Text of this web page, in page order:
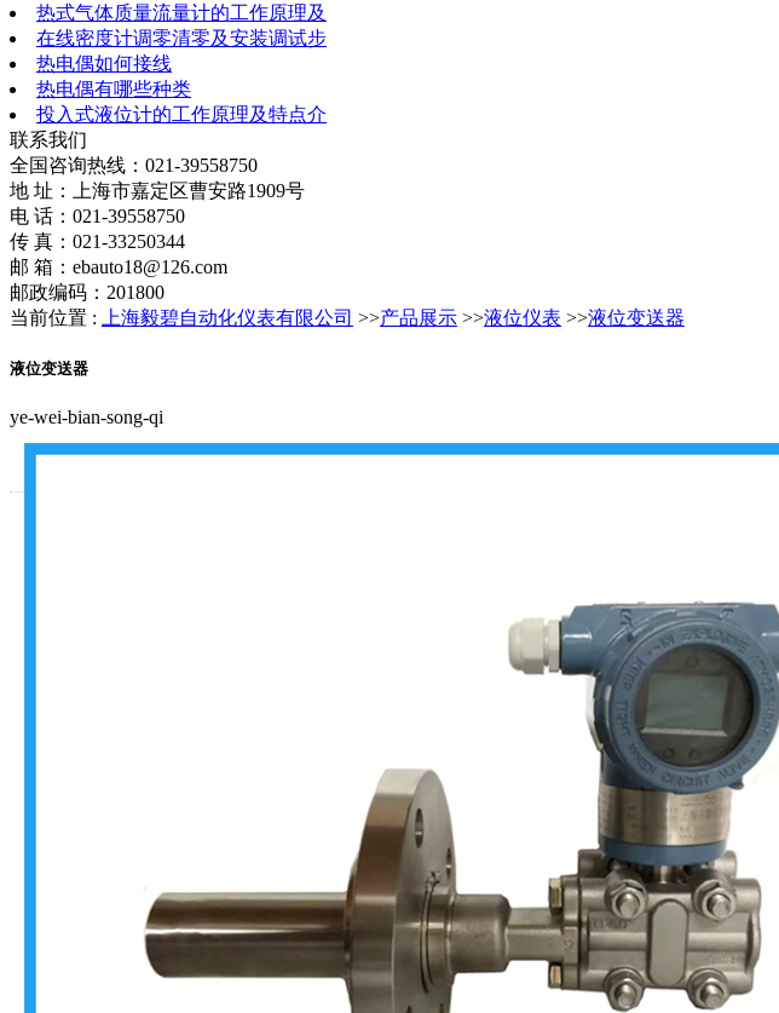
热式气体质量流量计的工作原理及
在线密度计调零清零及安装调试步
热电偶如何接线
热电偶有哪些种类
投入式液位计的工作原理及特点介
联系我们
全国咨询热线： 021-39558750
地 址：上海市嘉定区曹安路1909号
电 话：021-39558750
传 真：021-33250344
邮 箱：ebauto18@126.com
邮政编码：201800
当前位置 :
上海毅碧自动化仪表有限公司 >>产品展示 >>液位仪表 >>液位变送器
液位变送器
ye-wei-bian-song-qi